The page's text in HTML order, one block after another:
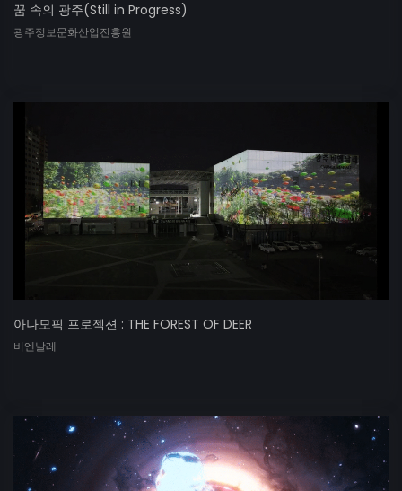
꿈 속의 광주(Still in Progress)
광주정보문화산업진흥원
아나모픽 프로젝션 : THE FOREST OF DEER
비엔날레